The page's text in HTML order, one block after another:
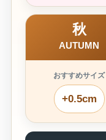
秋
AUTUMN
おすすめサイズ
+0.5cm